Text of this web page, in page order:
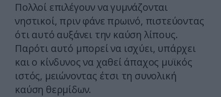
Πολλοί επιλέγουν να γυμνάζονται
νηστικοί, πριν φάνε πρωινό, πιστεύοντας
ότι αυτό αυξάνει την καύση λίπους.
Παρότι αυτό μπορεί να ισχύει, υπάρχει
και ο κίνδυνος να χαθεί άπαχος μυϊκός
ιστός, μειώνοντας έτσι τη συνολική
καύση θερμίδων.